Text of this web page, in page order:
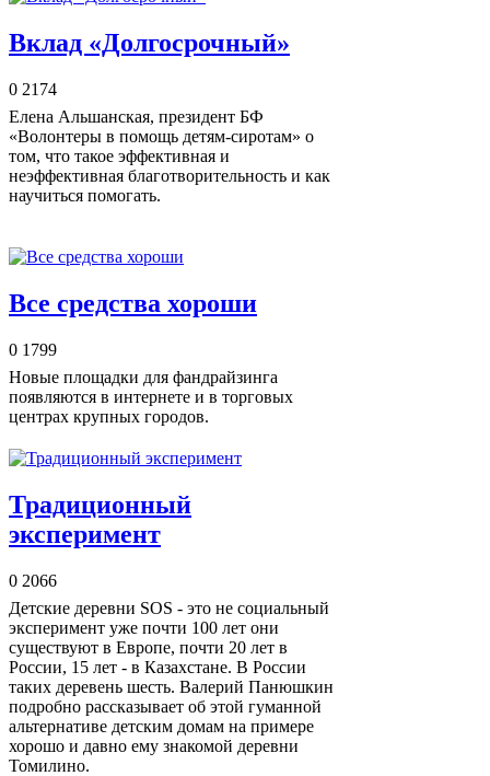
Вклад «Долгосрочный»
0 2174
Елена Альшанская, президент БФ
«Волонтеры в помощь детям-сиротам» о
том, что такое эффективная и
неэффективная благотворительность и как
научиться помогать.
Все средства хороши
0 1799
Новые площадки для фандрайзинга
появляются в интернете и в торговых
центрах крупных городов.
Традиционный
эксперимент
0 2066
Детские деревни SOS - это не социальный
эксперимент уже почти 100 лет они
существуют в Европе, почти 20 лет в
России, 15 лет - в Казахстане. В России
таких деревень шесть. Валерий Панюшкин
подробно рассказывает об этой гуманной
альтернативе детским домам на примере
хорошо и давно ему знакомой деревни
Томилино.